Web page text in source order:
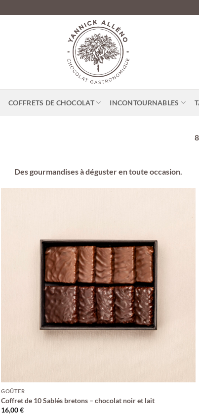
COFFRETS DE CHOCOLAT INCONTOURNABLES
Des gourmandises à déguster en toute occasion.
GOÛTER
Coffret de 10 Sablés bretons – chocolat noir et lait
16,00€